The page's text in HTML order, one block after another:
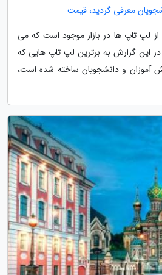
معرفی گردید، قیمت
لپ تاپ ها در بازار موجود است که می
این گزارش به برترین لپ تاپ هایی که
آموزان و دانشجویان ساخته شده است،